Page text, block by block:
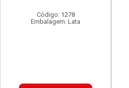
Código: 1278
Embalagem: Lata